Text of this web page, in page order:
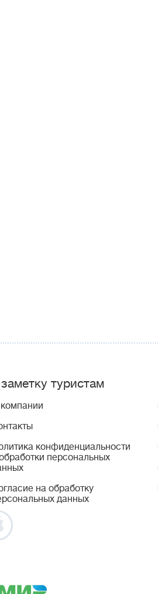
туристам
конфиденциальности
персональных
на обработку
данных